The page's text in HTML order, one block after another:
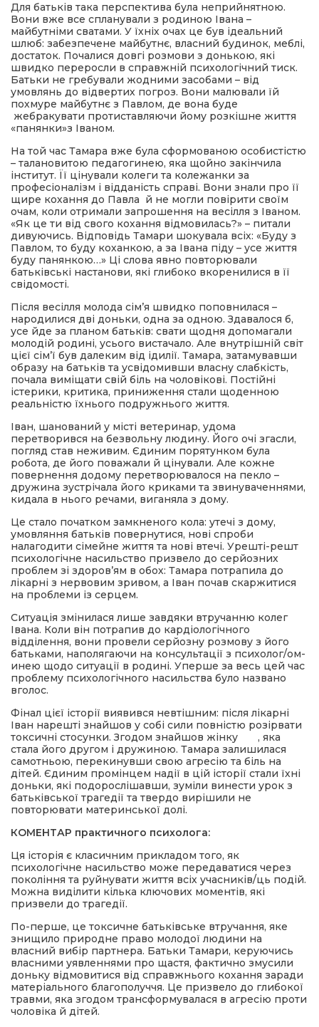
Для батьків така перспектива була неприйнятною.
Вони вже все спланували з родиною Івана –
майбутніми сватами. У їхніх очах це був ідеальний
шлюб: забезпечене майбутнє, власний будинок, меблі,
достаток. Почалися довгі розмови з донькою, які
швидко переросли в справжній психологічний тиск.
Батьки не гребували жодними засобами – від
умовлянь до відвертих погроз. Вони малювали їй
похмуре майбутнє з Павлом, де вона буде
жебракувати протиставляючи йому розкішне життя
«панянки»з Іваном.
На той час Тамара вже була сформованою особистістю
– талановитою педагогинею, яка щойно закінчила
інститут. Її цінували колеги та колежанки за
професіоналізм і відданість справі. Вони знали про її
щире кохання до Павла й не могли повірити своїм
очам, коли отримали запрошення на весілля з Іваном.
«Як це ти від свого кохання відмовилась?» – питали
дивуючись. Відповідь Тамари шокувала всіх: «Буду з
Павлом, то буду коханкою, а за Івана піду – усе життя
буду панянкою…» Ці слова явно повторювали
батьківські настанови, які глибоко вкоренилися в її
свідомості.
Після весілля молода сім’я швидко поповнилася –
народилися дві доньки, одна за одною. Здавалося б,
усе йде за планом батьків: свати щодня допомагали
молодій родині, усього вистачало. Але внутрішній світ
цієї сім’ї був далеким від ідилії. Тамара, затамувавши
образу на батьків та усвідомивши власну слабкість,
почала виміщати свій біль на чоловікові. Постійні
істерики, критика, приниження стали щоденною
реальністю їхнього подружнього життя.
Іван, шанований у місті ветеринар, удома
перетворився на безвольну людину. Його очі згасли,
погляд став неживим. Єдиним порятунком була
робота, де його поважали й цінували. Але кожне
повернення додому перетворювалося на пекло –
дружина зустрічала його криками та звинуваченнями,
кидала в нього речами, виганяла з дому.
Це стало початком замкненого кола: утечі з дому,
умовляння батьків повернутися, нові спроби
налагодити сімейне життя та нові втечі. Урешті-решт
психологічне насильство призвело до серйозних
проблем зі здоров’ям в обох: Тамара потрапила до
лікарні з нервовим зривом, а Іван почав скаржитися
на проблеми із серцем.
Ситуація змінилася лише завдяки втручанню колег
Івана. Коли він потрапив до кардіологічного
відділення, вони провели серйозну розмову з його
батьками, наполягаючи на консультації з психолог/ом-
инею щодо ситуації в родині. Уперше за весь цей час
проблему психологічного насильства було названо
вголос.
Фінал цієї історії виявився невтішним: після лікарні
Іван нарешті знайшов у собі сили повністю розірвати
токсичні стосунки. Згодом знайшов жінку , яка
стала його другом і дружиною. Тамара залишилася
самотньою, перекинувши свою агресію та біль на
дітей. Єдиним промінцем надії в цій історії стали їхні
доньки, які подорослішавши, зуміли винести урок з
батьківської трагедії та твердо вирішили не
повторювати материнської долі.
КОМЕНТАР практичного психолога:
Ця історія є класичним прикладом того, як
психологічне насильство може передаватися через
покоління та руйнувати життя всіх учасників/ць подій.
Можна виділити кілька ключових моментів, які
призвели до трагедії.
По-перше, це токсичне батьківське втручання, яке
знищило природне право молодої людини на
власний вибір партнера. Батьки Тамари, керуючись
власними уявленнями про щастя, фактично змусили
доньку відмовитися від справжнього кохання заради
матеріального благополуччя. Це призвело до глибокої
травми, яка згодом трансформувалася в агресію проти
чоловіка й дітей.